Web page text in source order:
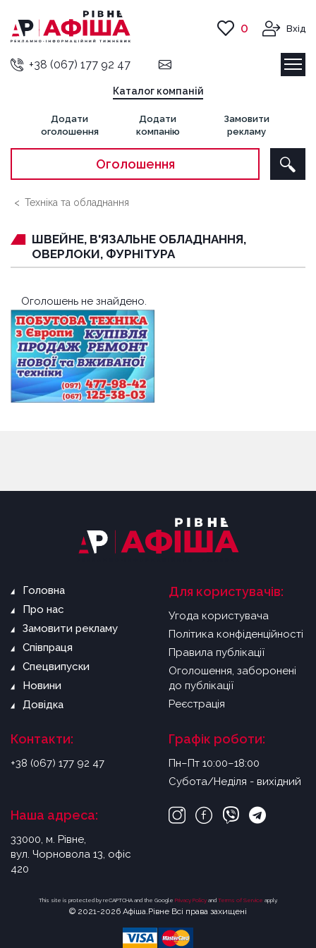
+38 (067) 177 92 47
Каталог компаній
Додати
оголошення
Додати
компанію
Замовити
рекламу
Оголошення
0 Вхід
Техніка та обладнання
ШВЕЙНЕ, В'ЯЗАЛЬНЕ ОБЛАДНАННЯ,
ОВЕРЛОКИ, ФУРНІТУРА
Оголошень не знайдено.
Головна
Про нас
Замовити рекламу
Співпраця
Спецвипуски
Новини
Довідка
Для користувачів:
Угода користувача
Політика конфіденційності
Правила публікації
Оголошення, заборонені
до публікації
Реєстрація
Контакти:
+38 (067) 177 92 47
Графік роботи:
Пн–Пт 10:00–18:00
Субота/Неділя - вихідний
Наша адреса:
33000, м. Рівне,
вул. Чорновола 13, офіс
420
This site is protected by reCAPTCHA and the Google Privacy Policyand Terms of Service apply.
© 2021-2026 Афіша.Рівне Всі права захищені